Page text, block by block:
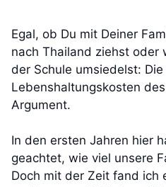
Egal, ob Du mit Deiner
nach Thailand ziehst oder
der Schule umsiedelst:
Lebenshaltungskosten
Argument.
In den ersten Jahren hier
geachtet, wie viel unsere
Doch mit der Zeit fand ich